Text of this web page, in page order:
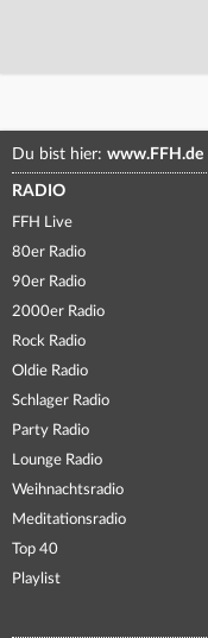
Du bist hier: www.FFH.de
RADIO
FFH Live
80er Radio
90er Radio
2000er Radio
Rock Radio
Oldie Radio
Schlager Radio
Party Radio
Lounge Radio
Weihnachtsradio
Meditationsradio
Top 40
Playlist